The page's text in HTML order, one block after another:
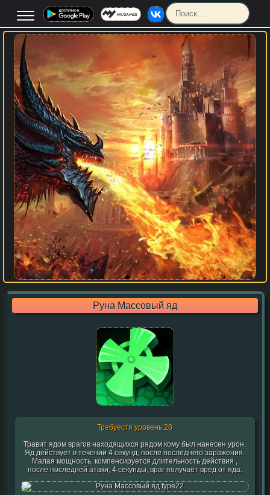
Руна Массовый яд
Требуестя уровень:28
Травит ядом врагов находящихся рядом кому был нанесен урон.
Яд действует в течении 4 секунд, после последнего заражения.
Малая мощность, компенсируется длительность действия ,
после последней атаки, 4 секунды, враг получает вред от яда.